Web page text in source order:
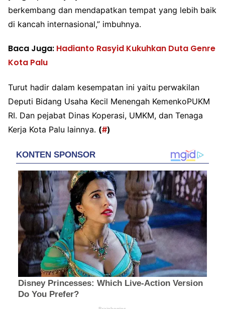
berkembang dan mendapatkan tempat yang lebih baik
di kancah internasional,” imbuhnya.
Baca Juga: Hadianto Rasyid Kukuhkan Duta Genre
Kota Palu
Turut hadir dalam kesempatan ini yaitu perwakilan
Deputi Bidang Usaha Kecil Menengah KemenkoPUKM
RI. Dan pejabat Dinas Koperasi, UMKM, dan Tenaga
Kerja Kota Palu lainnya. (#)